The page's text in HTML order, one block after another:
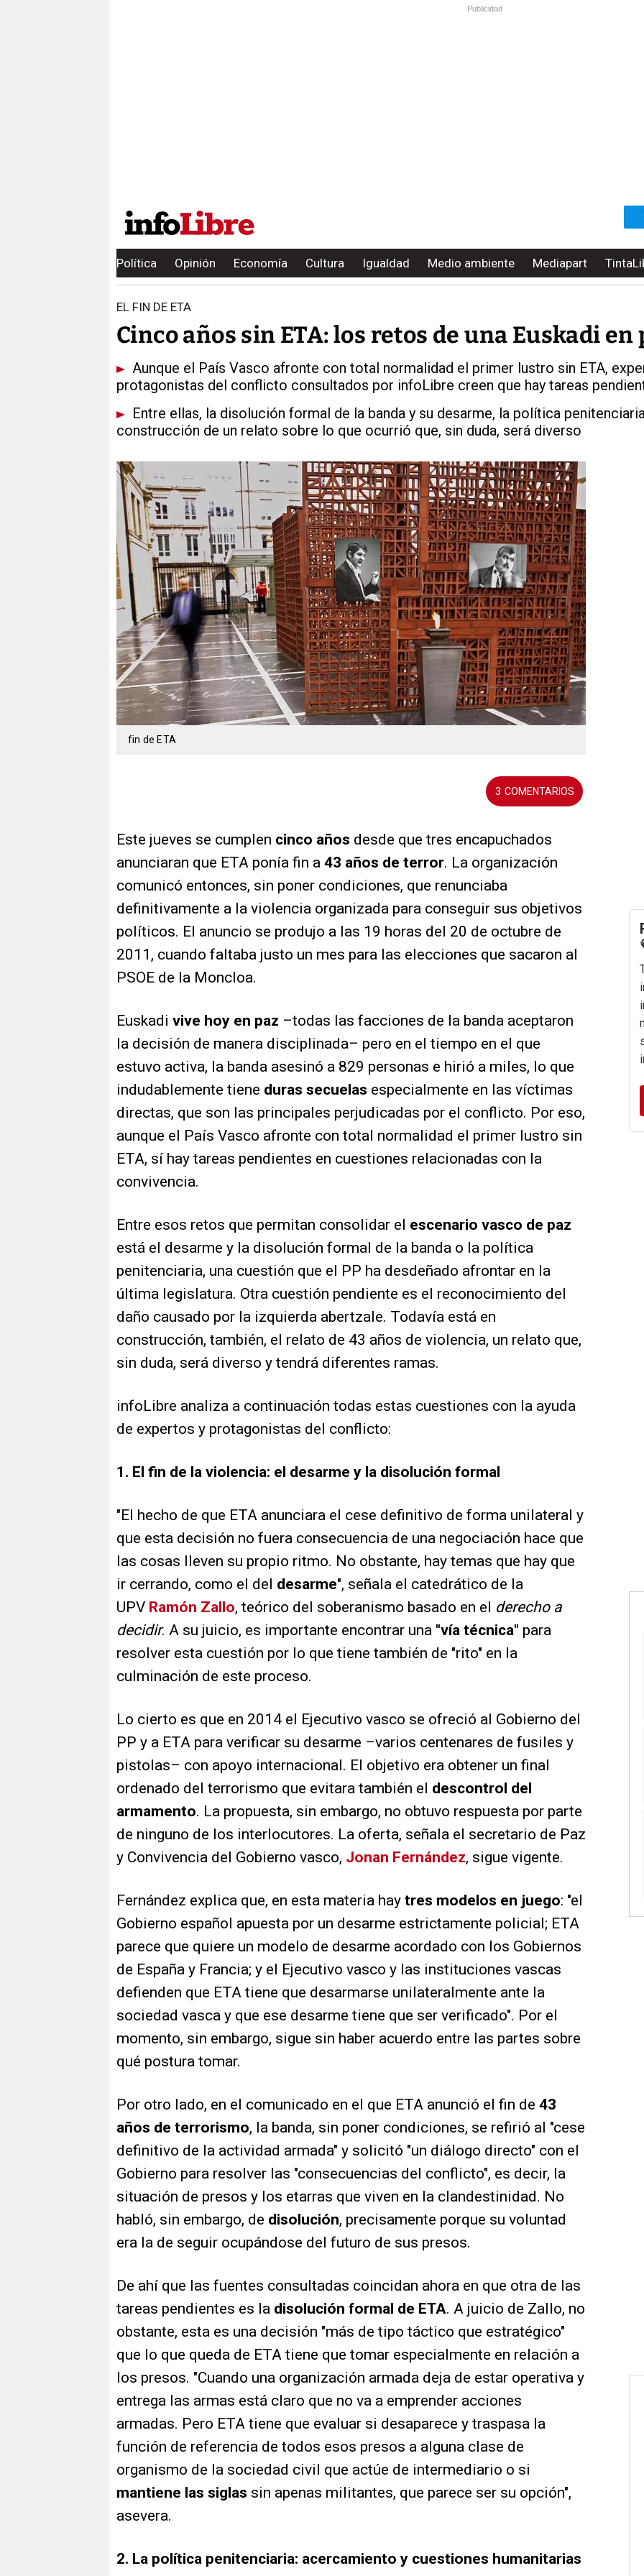
Publicidad
Política Opinión Economía Cultura Igualdad Medio ambiente Mediapart
EL FIN DE ETA
Cinco años sin ETA: los retos de una Euskadi en
Aunque el País Vasco afronte con total normalidad el primer lustro sin ETA,
protagonistas del conflicto consultados por infoLibre creen que hay tareas
Entre ellas, la disolución formal de la banda y su desarme, la política
construcción de un relato sobre lo que ocurrió que, sin duda, será diverso
fin de ETA
3
Este jueves se cumplen cinco años desde que tres encapuchados
anunciaran que ETA ponía fin a 43 años de terror. La organización
comunicó entonces, sin poner condiciones, que renunciaba
definitivamente a la violencia organizada para conseguir sus objetivos
políticos. El anuncio se produjo a las 19 horas del 20 de octubre de
2011, cuando faltaba justo un mes para las elecciones que sacaron al
PSOE de la Moncloa.
Euskadi vive hoy en paz –todas las facciones de la banda aceptaron
la decisión de manera disciplinada– pero en el tiempo en el que
estuvo activa, la banda asesinó a 829 personas e hirió a miles, lo que
indudablemente tiene duras secuelas especialmente en las víctimas
directas, que son las principales perjudicadas por el conflicto. Por eso,
aunque el País Vasco afronte con total normalidad el primer lustro sin
ETA, sí hay tareas pendientes en cuestiones relacionadas con la
convivencia.
Entre esos retos que permitan consolidar el escenario vasco de paz
está el desarme y la disolución formal de la banda o la política
penitenciaria, una cuestión que el PP ha desdeñado afrontar en la
última legislatura. Otra cuestión pendiente es el reconocimiento del
daño causado por la izquierda abertzale. Todavía está en
construcción, también, el relato de 43 años de violencia, un relato que,
sin duda, será diverso y tendrá diferentes ramas.
infoLibre analiza a continuación todas estas cuestiones con la ayuda
de expertos y protagonistas del conflicto:
1. El fin de la violencia: el desarme y la disolución formal
"El hecho de que ETA anunciara el cese definitivo de forma unilateral y
que esta decisión no fuera consecuencia de una negociación hace que
las cosas lleven su propio ritmo. No obstante, hay temas que hay que
ir cerrando, como el del desarme", señala el catedrático de la
UPV Ramón Zallo, teórico del soberanismo basado en el derecho a
decidir. A su juicio, es importante encontrar una "vía técnica" para
resolver esta cuestión por lo que tiene también de "rito" en la
culminación de este proceso.
Lo cierto es que en 2014 el Ejecutivo vasco se ofreció al Gobierno del
PP y a ETA para verificar su desarme –varios centenares de fusiles y
pistolas– con apoyo internacional. El objetivo era obtener un final
ordenado del terrorismo que evitara también el descontrol del
armamento. La propuesta, sin embargo, no obtuvo respuesta por parte
de ninguno de los interlocutores. La oferta, señala el secretario de Paz
y Convivencia del Gobierno vasco, Jonan Fernández, sigue vigente.
Fernández explica que, en esta materia hay tres modelos en juego: "el
Gobierno español apuesta por un desarme estrictamente policial; ETA
parece que quiere un modelo de desarme acordado con los Gobiernos
de España y Francia; y el Ejecutivo vasco y las instituciones vascas
defienden que ETA tiene que desarmarse unilateralmente ante la
sociedad vasca y que ese desarme tiene que ser verificado". Por el
momento, sin embargo, sigue sin haber acuerdo entre las partes sobre
qué postura tomar.
Por otro lado, en el comunicado en el que ETA anunció el fin de 43
años de terrorismo, la banda, sin poner condiciones, se refirió al "cese
definitivo de la actividad armada" y solicitó "un diálogo directo" con el
Gobierno para resolver las "consecuencias del conflicto", es decir, la
situación de presos y los etarras que viven en la clandestinidad. No
habló, sin embargo, de disolución, precisamente porque su voluntad
era la de seguir ocupándose del futuro de sus presos.
De ahí que las fuentes consultadas coincidan ahora en que otra de las
tareas pendientes es la disolución formal de ETA. A juicio de Zallo, no
obstante, esta es una decisión "más de tipo táctico que estratégico"
que lo que queda de ETA tiene que tomar especialmente en relación a
los presos. "Cuando una organización armada deja de estar operativa y
entrega las armas está claro que no va a emprender acciones
armadas. Pero ETA tiene que evaluar si desaparece y traspasa la
función de referencia de todos esos presos a alguna clase de
organismo de la sociedad civil que actúe de intermediario o si
mantiene las siglas sin apenas militantes, que parece ser su opción",
asevera.
2. La política penitenciaria: acercamiento y cuestiones humanitarias